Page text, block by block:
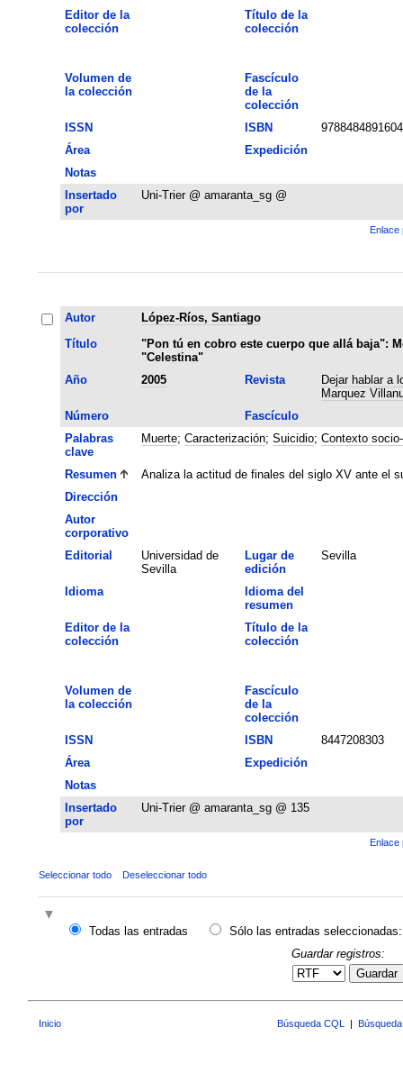
Editor de la
colección
Título de la
colección
Volumen de
la colección
Fascículo
de la
colección
ISSN
ISBN
9788484891604
Área
Expedición
Notas
Insertado
por
Uni-Trier @ amaranta_sg @
Enlace
Autor
López-Ríos, Santiago
Título
"Pon tú en cobro este cuerpo que allá baja":
"Celestina"
Año
2005 Revista
Dejar hablar a
Marquez
Número
Fascículo
Palabras
clave
Muerte; Caracterización; Suicidio; Contexto
Resumen
Analiza la actitud de finales del siglo XV ante el
Dirección
Autor
corporativo
Editorial
Universidad de
Sevilla
Lugar de
edición
Sevilla
Idioma
Idioma del
resumen
Editor de la
colección
Título de la
colección
Volumen de
la colección
Fascículo
de la
colección
ISSN
ISBN
8447208303
Área
Expedición
Notas
Insertado
por
Uni-Trier @ amaranta_sg @ 135
Enlace
Seleccionar todo Deseleccionar todo
Todas las entradas
Sólo las entradas seleccionadas:
Guardar registros:
Guardar
Inicio Búsqueda CQL